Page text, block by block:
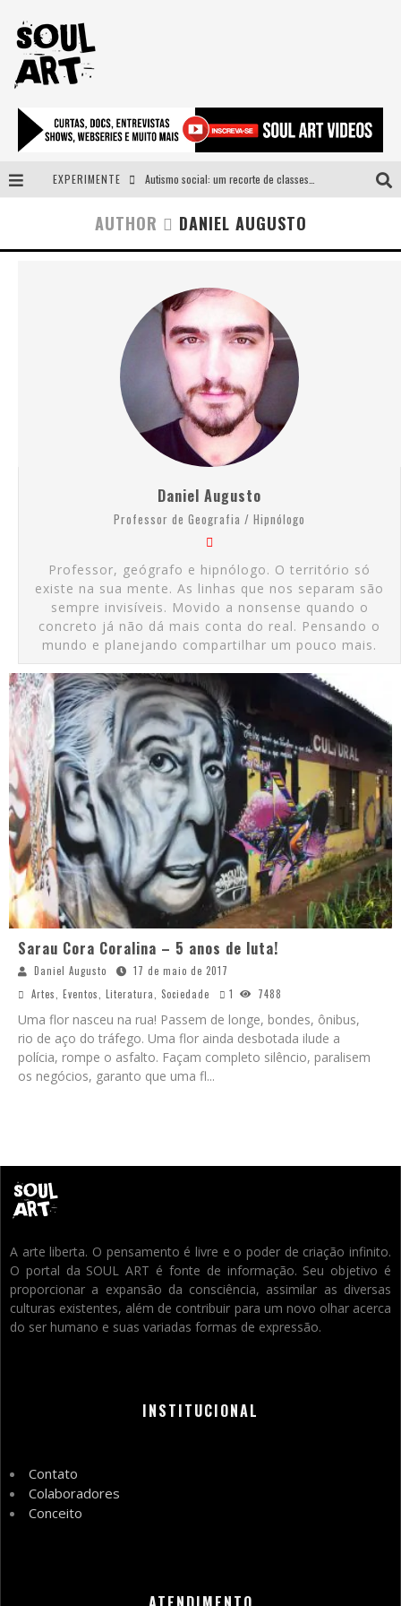
EXPERIMENTE
A subida da rampa é diferente!
Faça o bem! Mas, sem olhar a quem!?
AUTHOR DANIEL AUGUSTO
Daniel Augusto
Professor de Geografia / Hipnólogo
Professor, geógrafo e hipnólogo. O território só
existe na sua mente. As linhas que nos separam são
sempre invisíveis. Movido a nonsense quando o
concreto já não dá mais conta do real. Pensando o
mundo e planejando compartilhar um pouco mais.
Sarau Cora Coralina – 5 anos de luta!
Daniel Augusto
17 de maio de 2017
Artes, Eventos, Literatura, Sociedade 1 7488
Uma flor nasceu na rua! Passem de longe, bondes, ônibus,
rio de aço do tráfego. Uma flor ainda desbotada ilude a
polícia, rompe o asfalto. Façam completo silêncio, paralisem
os negócios, garanto que uma fl...
A arte liberta. O pensamento é livre e o poder de criação infinito.
O portal da SOUL ART é fonte de informação. Seu objetivo é
proporcionar a expansão da consciência, assimilar as diversas
culturas existentes, além de contribuir para um novo olhar acerca
do ser humano e suas variadas formas de expressão.
INSTITUCIONAL
Contato
Colaboradores
Conceito